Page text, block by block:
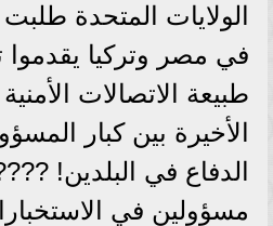
الولايات المتحدة
في مصر وتركيا
طبيعة الاتصالات
الأخيرة بين كبار
الدفاع في البلدين!
مسؤولين في